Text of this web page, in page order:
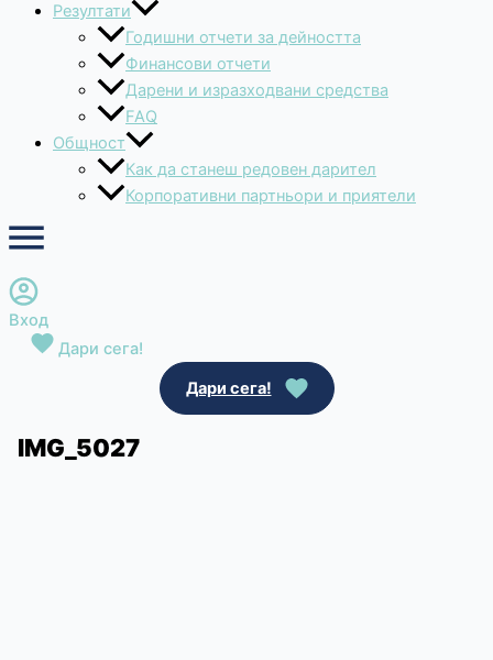
Резултати
Годишни отчети за дейността
Финансови отчети
Дарени и изразходвани средства
FAQ
Общност
Как да станеш редовен дарител
Корпоративни партньори и приятели
Вход
Дари сега!
Дари сега!
IMG_5027